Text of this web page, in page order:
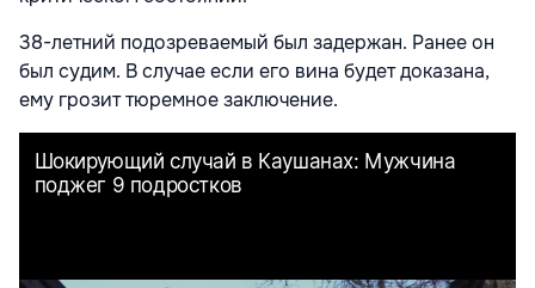
38-летний подозреваемый был задержан. Ранее он
был судим. В случае если его вина будет доказана,
ему грозит тюремное заключение.